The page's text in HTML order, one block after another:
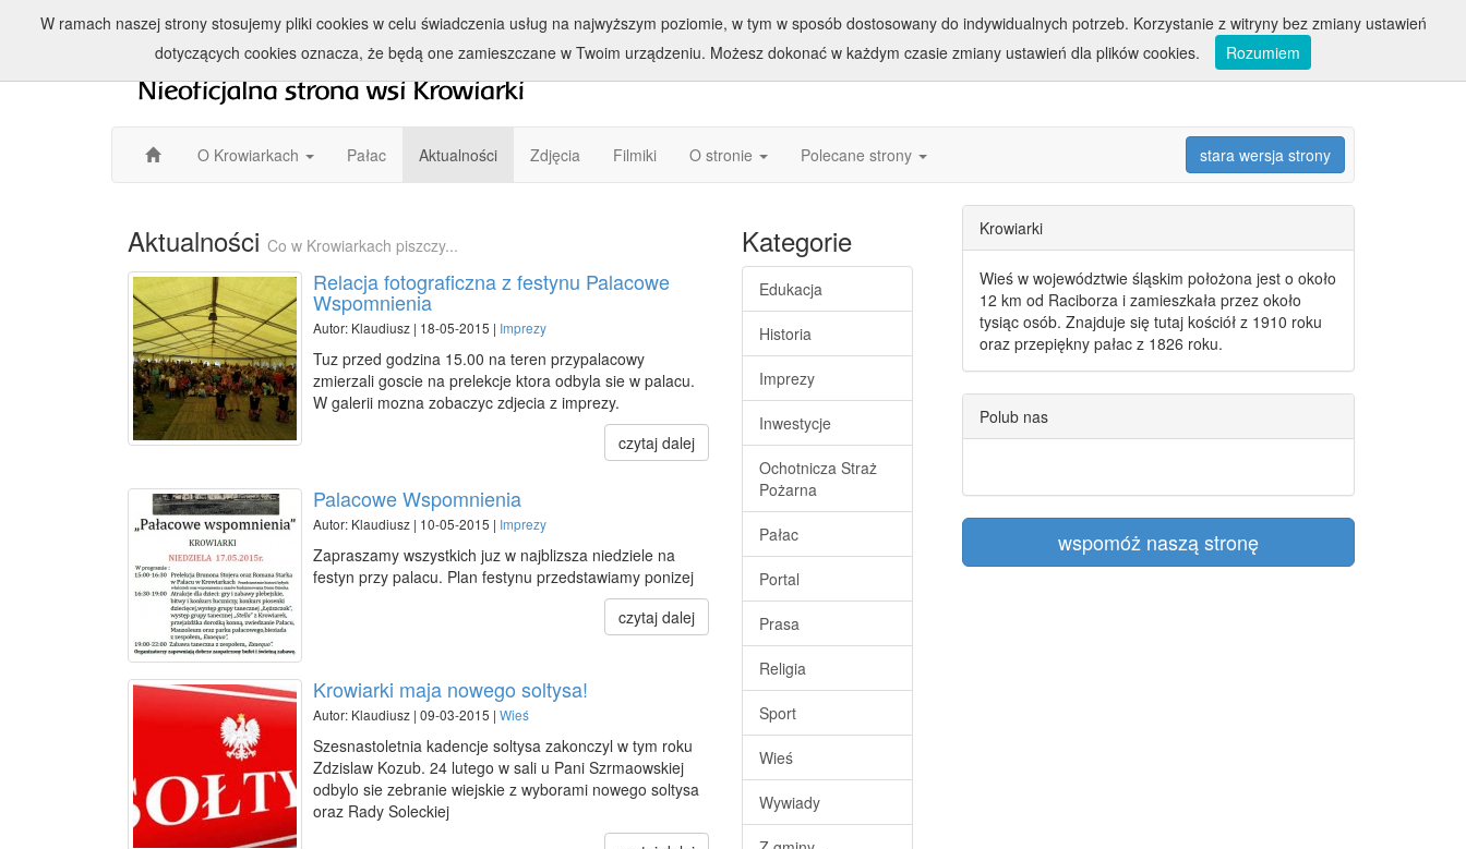
O Krowiarkach Pałac Aktualności Zdjęcia Filmiki O stronie Polecane strony stara wersja strony
Aktualności Co w Krowiarkach piszczy...
Relacja fotograficzna z festynu Palacowe
Wspomnienia
Autor: Klaudiusz | 18-05-2015 | Imprezy
Tuz przed godzina 15.00 na teren przypalacowy
zmierzali goscie na prelekcje ktora odbyla sie w palacu.
W galerii mozna zobaczyc zdjecia z imprezy.
czytaj dalej
Palacowe Wspomnienia
Autor: Klaudiusz | 10-05-2015 | Imprezy
Zapraszamy wszystkich juz w najblizsza niedziele na
festyn przy palacu. Plan festynu przedstawiamy ponizej
czytaj dalej
Krowiarki maja nowego soltysa!
Autor: Klaudiusz | 09-03-2015 | Wieś
Szesnastoletnia kadencje soltysa zakonczyl w tym roku
Zdzislaw Kozub. 24 lutego w sali u Pani Szrmaowskiej
odbylo sie zebranie wiejskie z wyborami nowego soltysa
oraz Rady Soleckiej
Kategorie
Edukacja
Historia
Imprezy
Inwestycje
Ochotnicza Straż
Pożarna
Pałac
Portal
Prasa
Religia
Sport
Wieś
Wywiady
Krowiarki
Wieś w województwie śląskim położona jest o około
12 km od Raciborza i zamieszkała przez około
tysiąc osób. Znajduje się tutaj kościół z 1910 roku
oraz przepiękny pałac z 1826 roku.
Polub nas
wspomóż naszą stronę
W ramach naszej strony stosujemy pliki cookies w celu świadczenia usług na najwyższym poziomie, w tym w sposób dostosowany do indywidualnych potrzeb. Korzystanie z witryny bez zmiany ustawień
dotyczących cookies oznacza, że będą one zamieszczane w Twoim urządzeniu. Możesz dokonać w każdym czasie zmiany ustawień dla plików cookies.
Rozumiem